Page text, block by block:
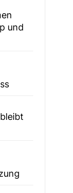
und